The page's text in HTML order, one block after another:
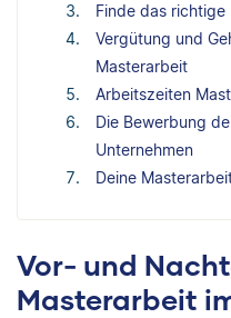
Finde das
Vergütung und
Masterarbeit
Arbeitszeiten
Die Bewerbung
Unternehmen
Deine
Vor- und
Masterarbeit